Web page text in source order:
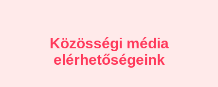
Közösségi média
elérhetőségeink